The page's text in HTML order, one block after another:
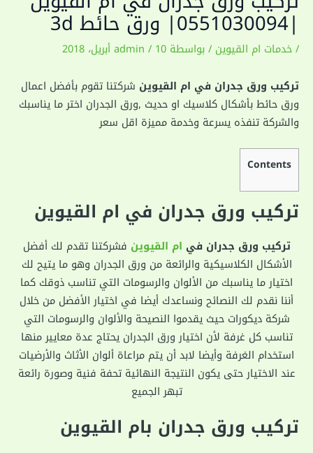
|0551030094| ورق حائط 3d
/خدمات ام القيوين / بواسطة admin / 10 أبريل، 2018
تركيب ورق جدران في ام القيوين شركتنا تقوم بأفضل اعمال
ورق حائط بأشكال كلاسيك او حديث ,ورق الجدران اختر ما يناسبك
والشركة تنفذه يسرعة وخدمة مميزة اقل سعر
Contents
تركيب ورق جدران في ام القيوين
تركيب ورق جدران في ام القيوين فشركتنا تقدم لك أفضل
الأشكال الكلاسيكية والرائعة من ورق الجدران وهو ما يتيح لك
اختيار ما يناسبك من الألوان والرسومات التي تناسب ذوقك كما
أننا نقدم لك النصائح ونساعدك أيضا في اختيار الأفضل من خلال
شركة ديكورات حيث يقدموا النصيحة والألوان والرسومات التي
تناسب كل غرفة لأن اختيار ورق الجدران يحتاج عدة معايير منها
استخدام الغرفة وأيضا لابد أن يتم مراعاة ألوان الأثاث والأرضيات
عند الاختيار حتى يكون النتيجة النهائية تحفة فنية وصورة رائعة
تبهر الجميع
تركيب ورق جدران بام القيوين